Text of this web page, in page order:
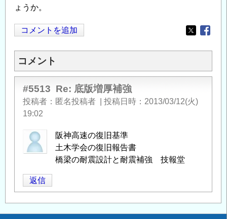
ょうか。
コメントを追加
Opens in
コメント
#5513 Re: 底版増厚補強
投稿者 匿名投稿者 投稿日時
2013/03/12(火)
19:02
阪神高速の復旧基準
土木学会の復旧報告書
橋梁の耐震設計と耐震補強 技報堂
返信